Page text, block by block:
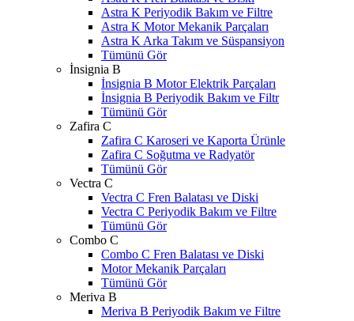
Astra K Periyodik Bakım ve Filtre
Astra K Motor Mekanik Parçaları
Astra K Arka Takım ve Süspansiyon
Tümünü Gör
İnsignia B
İnsignia B Motor Elektrik Parçaları
İnsignia B Periyodik Bakım ve Filtr
Tümünü Gör
Zafira C
Zafira C Karoseri ve Kaporta Ürünle
Zafira C Soğutma ve Radyatör
Tümünü Gör
Vectra C
Vectra C Fren Balatası ve Diski
Vectra C Periyodik Bakım ve Filtre
Tümünü Gör
Combo C
Combo C Fren Balatası ve Diski
Motor Mekanik Parçaları
Tümünü Gör
Meriva B
Meriva B Periyodik Bakım ve Filtre